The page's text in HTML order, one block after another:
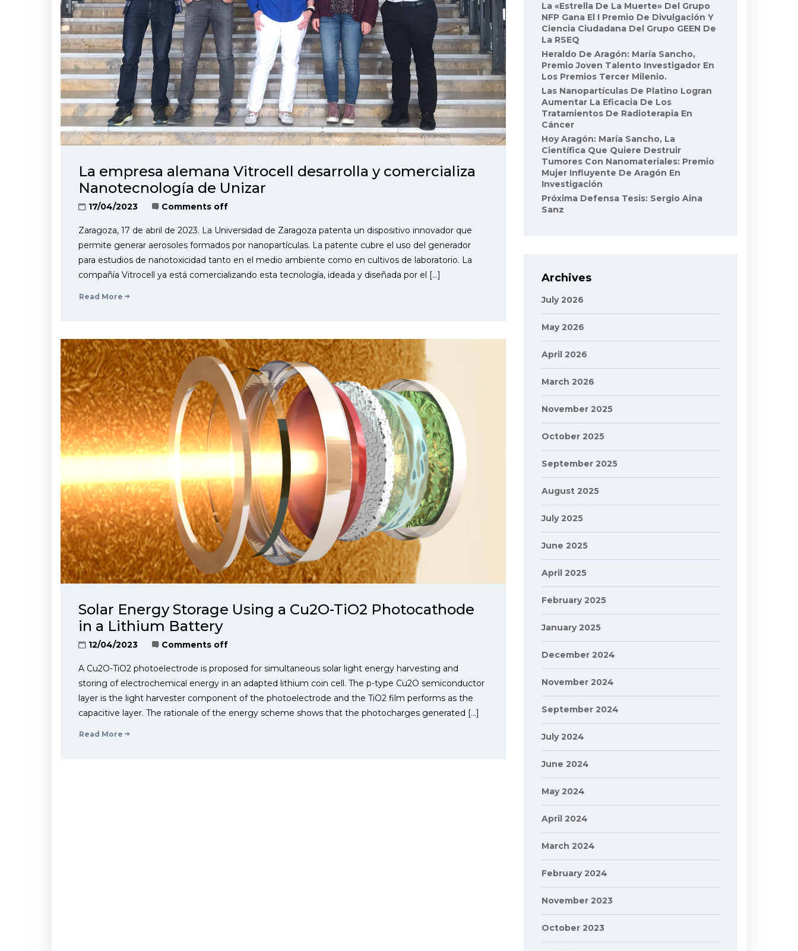
La empresa alemana Vitrocell desarrolla y comercializa
Nanotecnología de Unizar
17/04/2023 Comments off
Zaragoza, 17 de abril de 2023. La Universidad de Zaragoza patenta un dispositivo innovador que
permite generar aerosoles formados por nanopartículas. La patente cubre el uso del generador
para estudios de nanotoxicidad tanto en el medio ambiente como en cultivos de laboratorio. La
compañía Vitrocell ya está comercializando esta tecnología, ideada y diseñada por el […]
Read More
Solar Energy Storage Using a Cu2O-TiO2 Photocathode
in a Lithium Battery
12/04/2023 Comments off
A Cu2O-TiO2 photoelectrode is proposed for simultaneous solar light energy harvesting and
storing of electrochemical energy in an adapted lithium coin cell. The p-type Cu2O semiconductor
layer is the light harvester component of the photoelectrode and the TiO2 film performs as the
capacitive layer. The rationale of the energy scheme shows that the photocharges generated […]
Read More
La «Estrella De La Muerte» Del Grupo
NFP Gana El I Premio De Divulgación Y
Ciencia Ciudadana Del Grupo GEEN De
La RSEQ
Heraldo De Aragón: María Sancho,
Premio Joven Talento Investigador En
Los Premios Tercer Milenio.
Las Nanopartículas De Platino Logran
Aumentar La Eficacia De Los
Tratamientos De Radioterapia En
Cáncer
Hoy Aragón: María Sancho, La
Científica Que Quiere Destruir
Tumores Con Nanomateriales: Premio
Mujer Influyente De Aragón En
Investigación
Próxima Defensa Tesis: Sergio Aina
Sanz
Archives
July 2026
May 2026
April 2026
March 2026
November 2025
October 2025
September 2025
August 2025
July 2025
June 2025
April 2025
February 2025
January 2025
December 2024
November 2024
September 2024
July 2024
June 2024
May 2024
April 2024
March 2024
February 2024
November 2023
October 2023